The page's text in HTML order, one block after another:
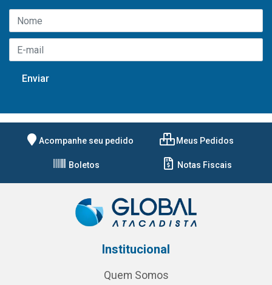
Acompanhe seu pedido Meus Pedidos
Boletos Notas Fiscais
Institucional
Quem Somos